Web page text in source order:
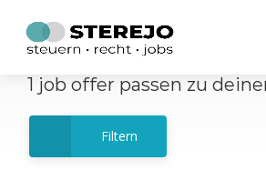
1 job offer passen zu
Filtern